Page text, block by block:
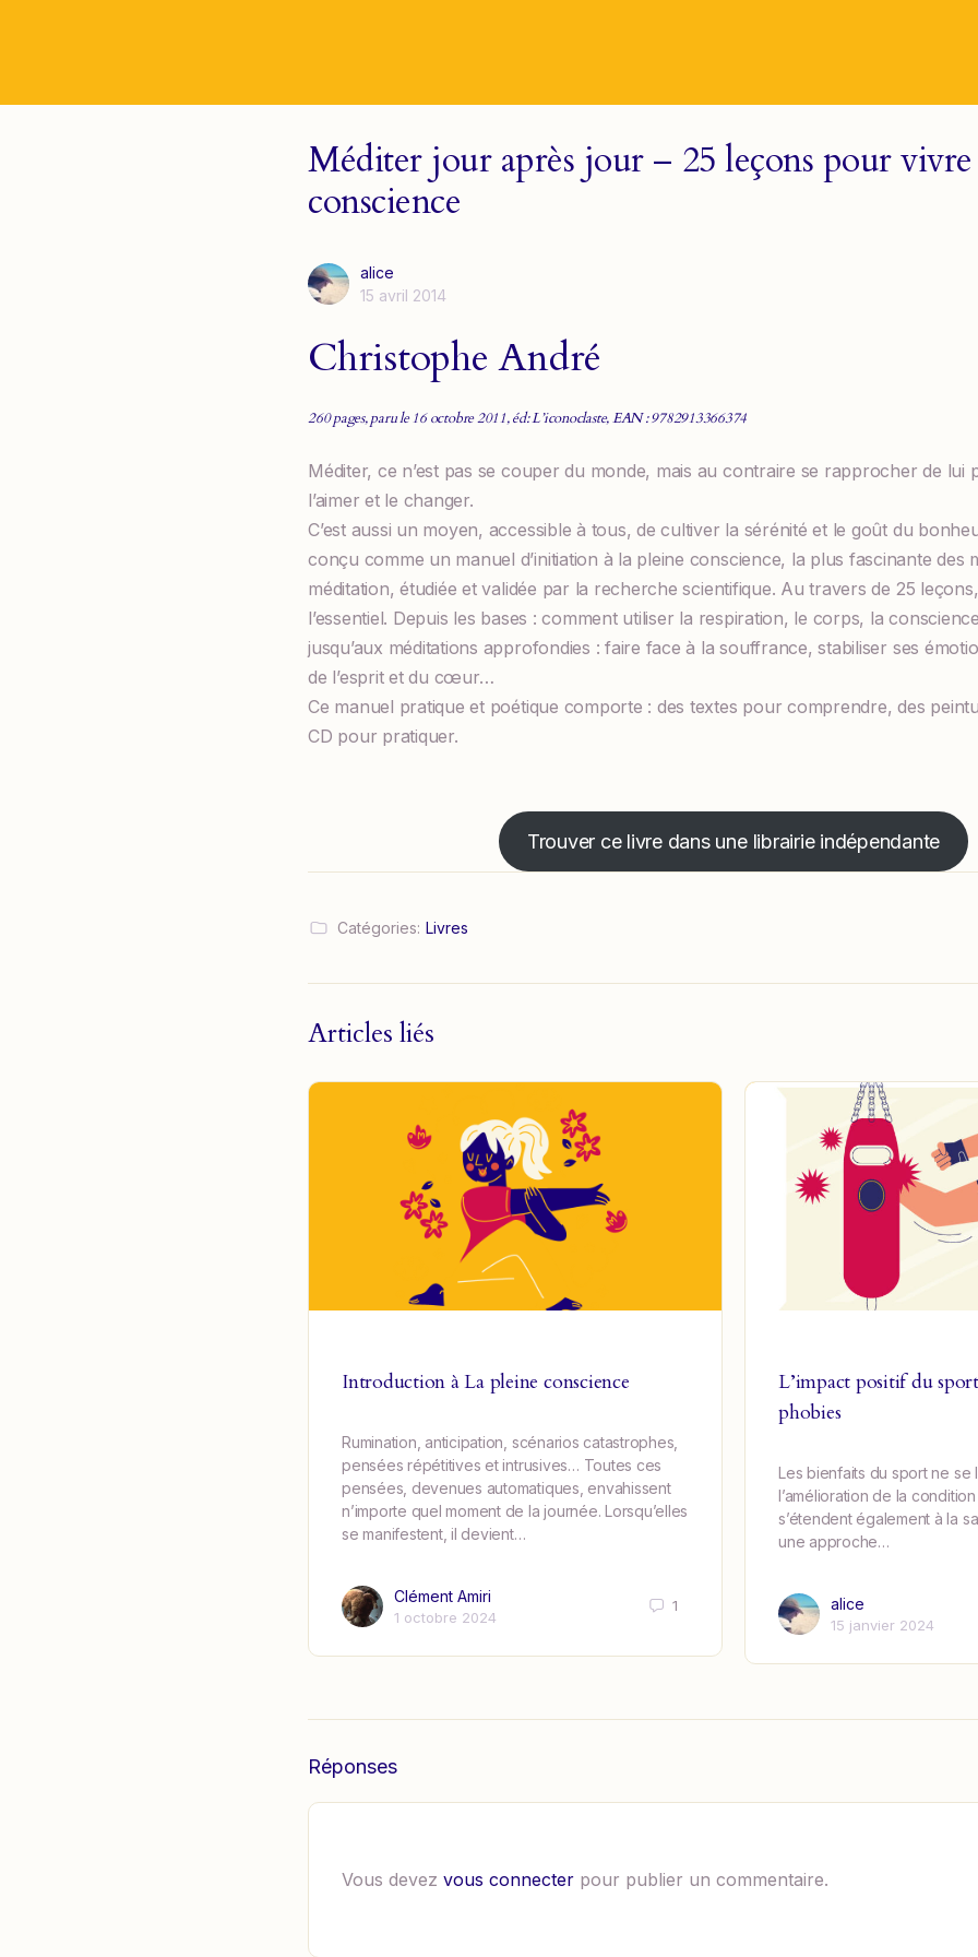
Méditer jour après jour – 25 leçons pour
conscience
alice
15 avril 2014
Christophe André
260 pages, paru le 16 octobre 2011, éd: L’iconoclaste, EAN : 9782913366374
Méditer, ce n’est pas se couper du monde, mais au contraire se rapprocher de lui
l’aimer et le changer.
C’est aussi un moyen, accessible à tous, de cultiver la sérénité et le goût du
conçu comme un manuel d’initiation à la pleine conscience, la plus fascinante des
méditation, étudiée et validée par la recherche scientifique. Au travers de 25
l’essentiel. Depuis les bases : comment utiliser la respiration, le corps, la
jusqu’aux méditations approfondies : faire face à la souffrance, stabiliser ses
de l’esprit et du cœur…
Ce manuel pratique et poétique comporte : des textes pour comprendre, des
CD pour pratiquer.
Trouver ce livre dans une librairie indépendante
Catégories: Livres
Articles liés
Introduction à La pleine conscience
Rumination, anticipation, scénarios catastrophes,
pensées répétitives et intrusives… Toutes ces
pensées, devenues automatiques, envahissent
n’importe quel moment de la journée. Lorsqu’elles
se manifestent, il devient…
Clément Amiri
1 octobre 2024
1
L’impact positif du
phobies
Les bienfaits du sport ne se
l’amélioration de la
s’étendent également à la
une approche…
alice
15 janvier 2024
Réponses
Vous devez vous connecter pour publier un commentaire.